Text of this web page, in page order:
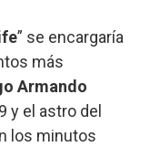
” se encargaría
más
Armando
y el astro del
los minutos